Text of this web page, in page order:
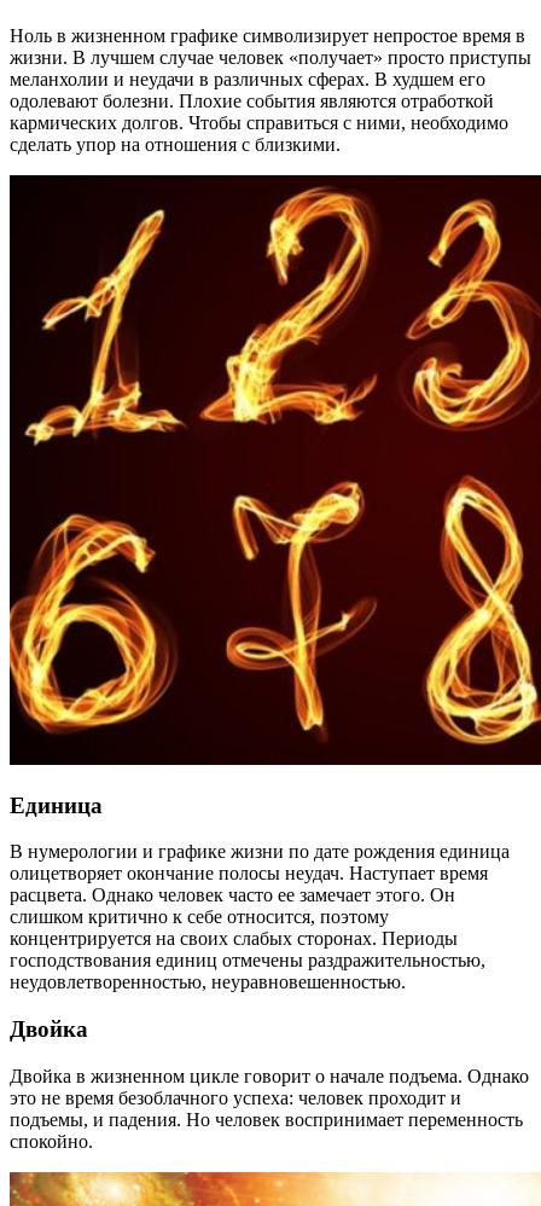
Ноль в жизненном графике символизирует непростое время в
жизни. В лучшем случае человек «получает» просто приступы
меланхолии и неудачи в различных сферах. В худшем его
одолевают болезни. Плохие события являются отработкой
кармических долгов. Чтобы справиться с ними, необходимо
сделать упор на отношения с близкими.
Единица
В нумерологии и графике жизни по дате рождения единица
олицетворяет окончание полосы неудач. Наступает время
расцвета. Однако человек часто ее замечает этого. Он
слишком критично к себе относится, поэтому
концентрируется на своих слабых сторонах. Периоды
господствования единиц отмечены раздражительностью,
неудовлетворенностью, неуравновешенностью.
Двойка
Двойка в жизненном цикле говорит о начале подъема. Однако
это не время безоблачного успеха: человек проходит и
подъемы, и падения. Но человек воспринимает переменность
спокойно.